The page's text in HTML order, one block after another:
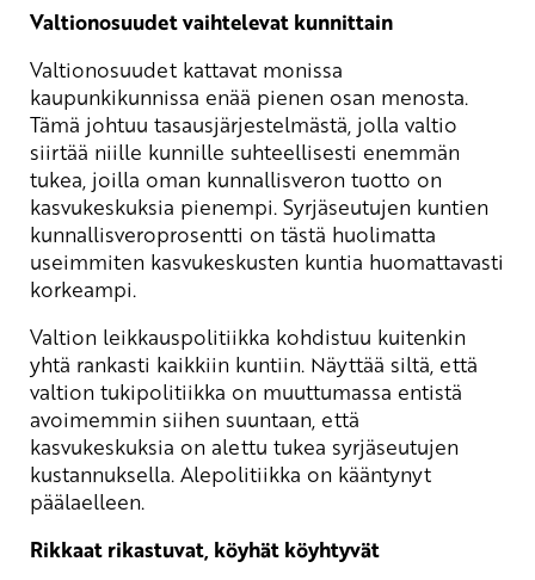
Valtionosuudet vaihtelevat kunnittain
Valtionosuudet kattavat monissa
kaupunkikunnissa enää pienen osan menosta.
Tämä johtuu tasausjärjestelmästä, jolla valtio
siirtää niille kunnille suhteellisesti enemmän
tukea, joilla oman kunnallisveron tuotto on
kasvukeskuksia pienempi. Syrjäseutujen kuntien
kunnallisveroprosentti on tästä huolimatta
useimmiten kasvukeskusten kuntia huomattavasti
korkeampi.
Valtion leikkauspolitiikka kohdistuu kuitenkin
yhtä rankasti kaikkiin kuntiin. Näyttää siltä, että
valtion tukipolitiikka on muuttumassa entistä
avoimemmin siihen suuntaan, että
kasvukeskuksia on alettu tukea syrjäseutujen
kustannuksella. Alepolitiikka on kääntynyt
päälaelleen.
Rikkaat rikastuvat, köyhät köyhtyvät